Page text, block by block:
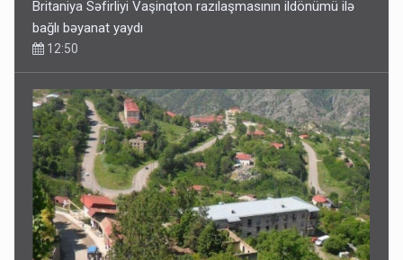
Britaniya Səfirliyi Vaşinqton razılaşmasının ildönümü ilə
bağlı bəyanat yaydı
12:50